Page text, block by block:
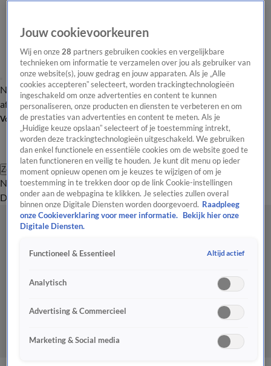
Nieuws van de DagOpinie van de Dag Onze categorieën Laatste
afleveringVideo's Nieuws van de Dag Podcast
Volg Nieuws van de Dag
Zoeken
Nieuws van de DagOpinie van de
Dag
Video'sUitzendingen PodcastPanelContact
Jouw cookievoorkeuren
Wij en onze28 partners gebruiken cookies en vergelijkbare
technieken om informatie te verzamelen over jou als gebruiker van
onze website(s), jouw gedrag en jouw apparaten. Als je „Alle
cookies accepteren” selecteert, worden trackingtechnologieën
ingeschakeld om onze advertenties en content te kunnen
personaliseren, onze producten en diensten te verbeteren en om
de prestaties van advertenties en content te meten. Als je
„Huidige keuze opslaan” selecteert of je toestemming intrekt,
worden deze trackingtechnologieën uitgeschakeld. We gebruiken
dan enkel functionele en essentiële cookies om de website goed te
laten functioneren en veilig te houden. Je kunt dit menu op ieder
moment opnieuw openen om je keuzes te wijzigen of om je
toestemming in te trekken door op de link Cookie-instellingen
onder aan de webpagina te klikken. Je selecties zullen overal
binnen onze Digitale Diensten worden doorgevoerd. Raadpleeg
onze Cookieverklaring voor meer informatie.
Bekijk hier onze
Digitale Diensten.
Functioneel & Essentieel Altijd actief
Analytisch
Advertising & Commercieel
Marketing & Social media